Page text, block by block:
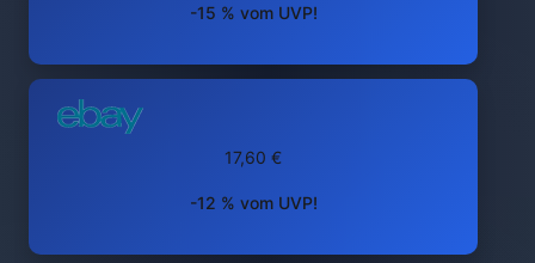
-15 % vom UVP!
17,60 €
-12 % vom UVP!